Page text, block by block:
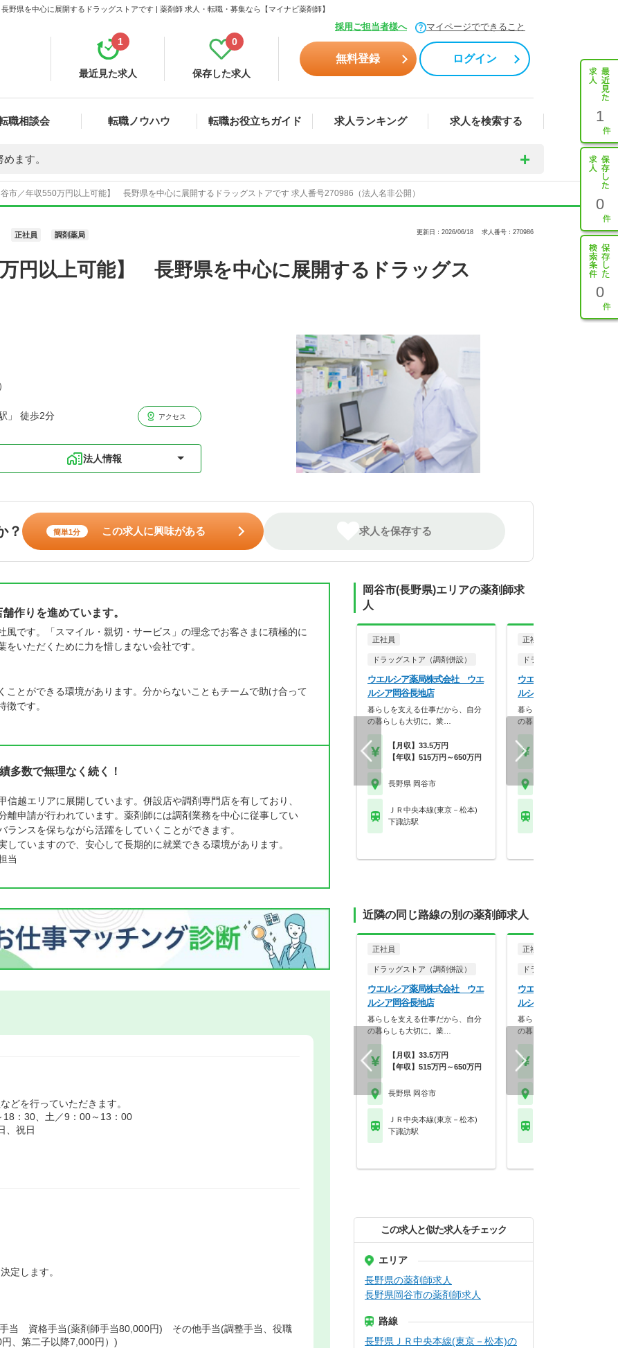
県を中心に展開するドラッグストアです | 薬剤師 求人・転職・募集なら【マイナビ薬剤師】
採用ご担当者様へ マイページでできること
最近見た求人
1
保存した求人
0
無料登録 ログイン
職相談会 転職ノウハウ 転職お役立ちガイド 求人ランキング 求人を検索する 1
0
0
ます。
谷市／年収550万円以上可能】 長野県を中心に展開するドラッグストアです 求人番号270986（法人名非公開）
正社員 調剤薬局 更新日：2026/06/18 求人番号：270986
万円以上可能】 長野県を中心に展開するドラッグス
」 徒歩2分 アクセス
法人情報
？ 簡単1分 この求人に興味がある 求人を保存する
作りを進めています。
です。「スマイル・親切・サービス」の理念でお客さまに積極的に
いただくために力を惜しまない会社です。
ことができる環境があります。分からないこともチームで助け合って
です。
多数で無理なく続く！
信越エリアに展開しています。併設店や調剤専門店を有しており、
離申請が行われています。薬剤師には調剤業務を中心に従事してい
ランスを保ちながら活躍をしていくことができます。
していますので、安心して長期的に就業できる環境があります。
当
どを行っていただきます。
：30、土／9：00～13：00
、祝日
定します。
資格手当(薬剤師手当80,000円) その他手当(調整手当、役職
、第二子以降7,000円）)
岡谷市(長野県)エリアの薬剤師求
人
正社員
ドラッグストア（調剤併設）
ウエルシア薬局株式会社 ウエ
ルシア岡谷長地店
暮らしを支える仕事だから、自分
の暮らしも大切に。業…
【月収】33.5万円
【年収】515万円～650万円
長野県 岡谷市
ＪＲ中央本線(東京－松本)
下諏訪駅
正社員
ドラッグストア（調剤併設
ウエルシア薬局株式会社
ルシア岡谷長地北店
暮らしを支える仕事だから、
の暮らしも大切に。業…
近隣の同じ路線の別の薬剤師求人
正社員
ドラッグストア（調剤併設）
ウエルシア薬局株式会社 ウエ
ルシア岡谷長地店
暮らしを支える仕事だから、自分
の暮らしも大切に。業…
【月収】33.5万円
【年収】515万円～650万円
長野県 岡谷市
ＪＲ中央本線(東京－松本)
下諏訪駅
正社員
ドラッグストア（調剤併設
ウエルシア薬局株式会社
ルシア岡谷長地北店
暮らしを支える仕事だから、
の暮らしも大切に。業…
この求人と似た求人をチェック
エリア
長野県の薬剤師求人
長野県岡谷市の薬剤師求人
路線
長野県ＪＲ中央本線(東京－松本)の